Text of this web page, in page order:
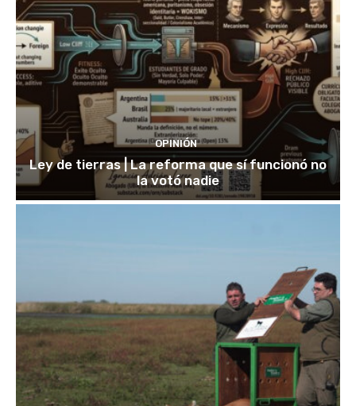
OPINIÓN
Ley de tierras | La reforma que sí funcionó no
la votó nadie